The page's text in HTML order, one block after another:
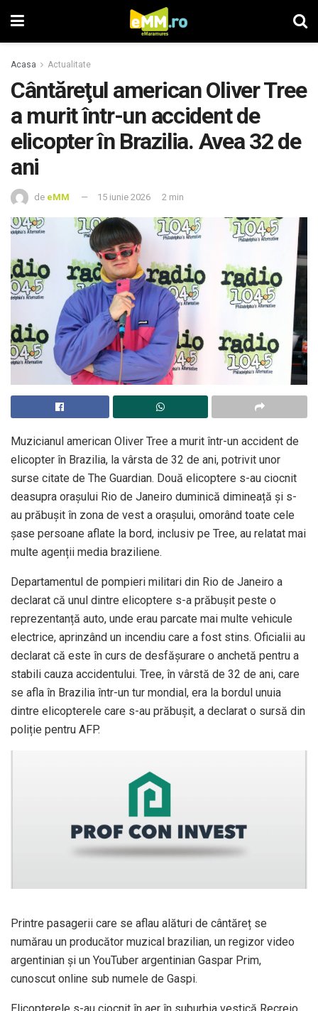
Acasa Actualitate
Cântăreţul american Oliver Tree
a murit într-un accident de
elicopter în Brazilia. Avea 32 de
ani
de eMM 15 iunie 2026 2 min
Muzicianul american Oliver Tree a murit într-un accident de
elicopter în Brazilia, la vârsta de 32 de ani, potrivit unor
surse citate de The Guardian. Două elicoptere s-au ciocnit
deasupra orașului Rio de Janeiro duminică dimineață și s-
au prăbușit în zona de vest a orașului, omorând toate cele
șase persoane aflate la bord, inclusiv pe Tree, au relatat mai
multe agenții media braziliene.
Departamentul de pompieri militari din Rio de Janeiro a
declarat că unul dintre elicoptere s-a prăbușit peste o
reprezentanță auto, unde erau parcate mai multe vehicule
electrice, aprinzând un incendiu care a fost stins. Oficialii au
declarat că este în curs de desfășurare o anchetă pentru a
stabili cauza accidentului. Tree, în vârstă de 32 de ani, care
se afla în Brazilia într-un tur mondial, era la bordul unuia
dintre elicopterele care s-au prăbușit, a declarat o sursă din
poliție pentru AFP.
Printre pasagerii care se aflau alături de cântăreț se
numărau un producător muzical brazilian, un regizor video
argentinian și un YouTuber argentinian Gaspar Prim,
cunoscut online sub numele de Gaspi.